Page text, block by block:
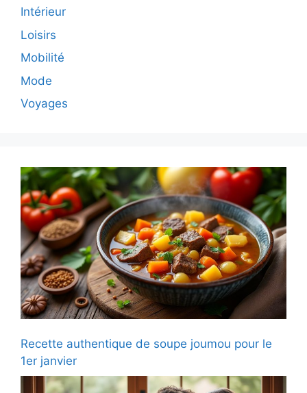
Intérieur
Loisirs
Mobilité
Mode
Voyages
Recette authentique de soupe joumou pour le
1er janvier